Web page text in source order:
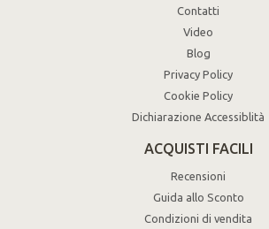
Contatti
Video
Blog
Privacy Policy
Cookie Policy
Dichiarazione Accessiblità
ACQUISTI FACILI
Recensioni
Guida allo Sconto
Condizioni di vendita